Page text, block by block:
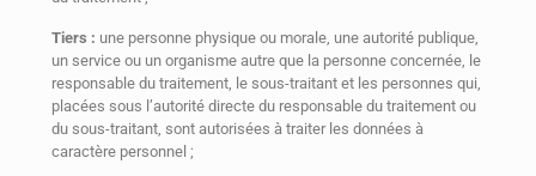
Tiers : une personne physique ou morale, une autorité publique,
un service ou un organisme autre que la personne concernée, le
responsable du traitement, le sous-traitant et les personnes qui,
placées sous l’autorité directe du responsable du traitement ou
du sous-traitant, sont autorisées à traiter les données à
caractère personnel ;